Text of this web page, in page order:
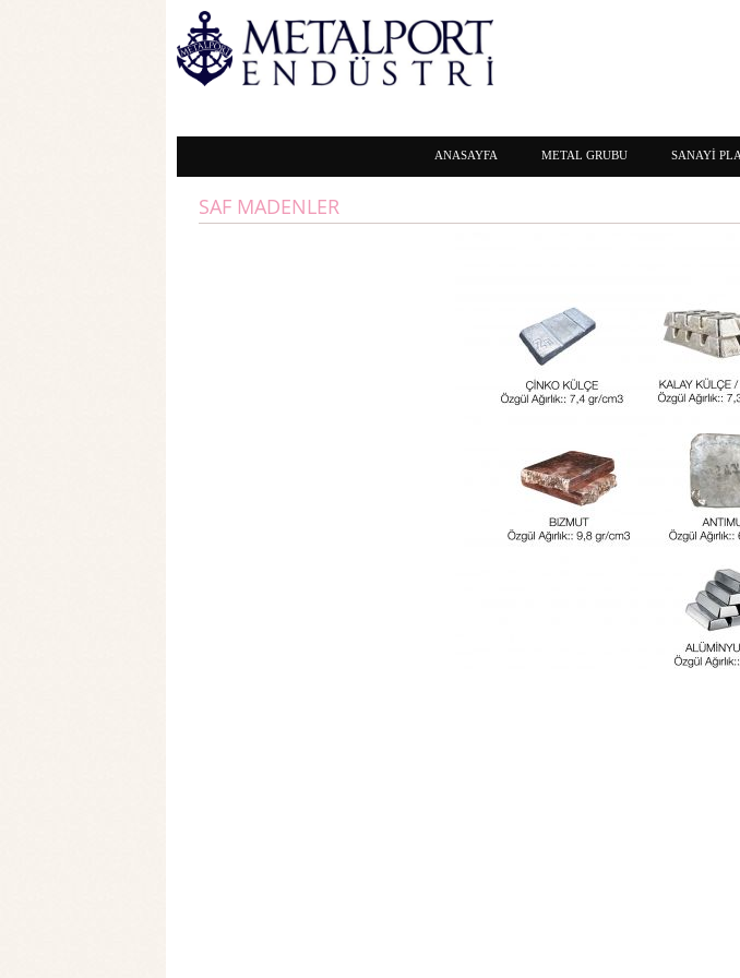
ANASAYFA METAL GRUBU SANAYİ
SAF MADENLER